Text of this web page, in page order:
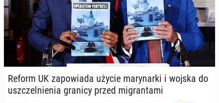
Reform UK za­po­wia­da użycie ma­ry­nar­ki i wojska do
uszczel­nie­nia granicy przed mi­gran­ta­mi